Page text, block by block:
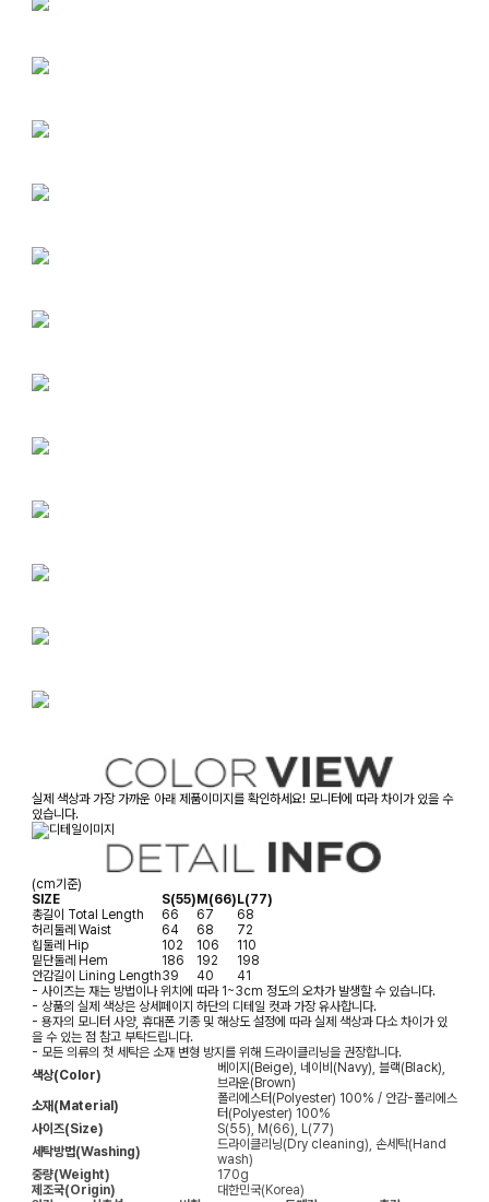
실제 색상과 가장 가까운 아래 제품이미지를 확인하세요! 모니터에 따라 차이가 있을 수
있습니다.
(cm기준)
SIZE
S(55)M(66)L(77)
총길이 Total Length 66 67
68
허리둘레 Waist 64 68
72
힙둘레 Hip 102 106
110
밑단둘레 Hem 186 192
198
안감길이 Lining Length39 40
41
- 사이즈는 재는 방법이나 위치에 따라 1~3cm 정도의 오차가 발생할 수 있습니다.
- 상품의 실제 색상은 상세페이지 하단의 디테일 컷과 가장 유사합니다.
- 용자의 모니터 사양, 휴대폰 기종 및 해상도 설정에 따라 실제 색상과 다소 차이가 있
을 수 있는 점 참고 부탁드립니다.
- 모든 의류의 첫 세탁은 소재 변형 방지를 위해 드라이클리닝을 권장합니다.
색상(Color)
베이지(Beige), 네이비(Navy), 블랙(Black),
브라운(Brown)
소재(Material)
폴리에스터(Polyester) 100% / 안감-폴리에스
터(Polyester) 100%
사이즈(Size)
S(55), M(66), L(77)
세탁방법(Washing)
드라이클리닝(Dry cleaning), 손세탁(Hand
wash)
중량(Weight)
170g
제조국(Origin)
대한민국(Korea)